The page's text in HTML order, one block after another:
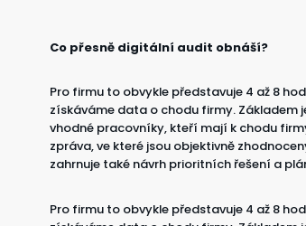
Co přesně digitální audit obnáší?
Pro firmu to obvykle představuje 4 až 8
získáváme data o chodu firmy. Základem
vhodné pracovníky, kteří mají k chodu
zpráva, ve které jsou objektivně
zahrnuje také návrh prioritních řešení a
Pro firmu to obvykle představuje 4 až 8